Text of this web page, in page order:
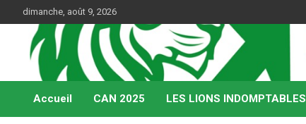
to
content
dimanche, août 9, 2026
Kamerfoot
Web Magazine du football camerounais
Accueil CAN 2025 LES LIONS INDOMPTABLES